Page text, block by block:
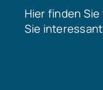
Hier finden
Sie